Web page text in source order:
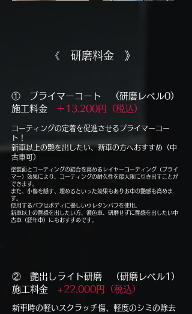
​《 研磨料金 》
​① プライマーコート （研磨レベル0）
施工料金
＋13.200円（税込）
コーティングの定着を促進させるプライマーコー
ト！
新車以上の艶を出したい、新車の方へおすすめ（中
古車可）
塗装面とコーティングの結合を高めるレイヤーコーティング（プライ
マー）効果により、コーティングの耐久性を最大限に引き出すことが
できます。
​また、小傷を隠す、埋めるといった効果もありお車の艶感も高めま
す。
使用するバフはボディに優しいウレタンバフを使用。
新車以上の艶感を出したい方、濃色車、研磨せずに艶感を出したい中
古車（経年車）にもおすすめです。
​② 艶出しライト研磨 （研磨レベル1）
施工料金 +22.000円（税込）
​新車時の軽いスクラッチ傷、軽度のシミの除去